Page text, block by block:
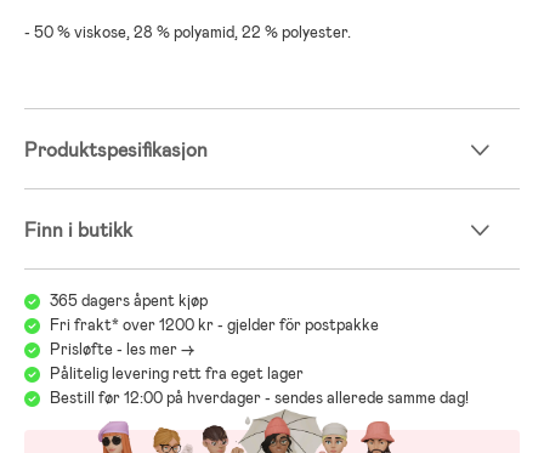
- 50 % viskose, 28 % polyamid, 22 % polyester.
Produktspesifikasjon
Finn i butikk
365 dagers åpent kjøp
Fri frakt* over 1200 kr - gjelder för postpakke
Prisløfte - les mer ->
Pålitelig levering rett fra eget lager
Bestill før 12:00 på hverdager - sendes allerede samme dag!